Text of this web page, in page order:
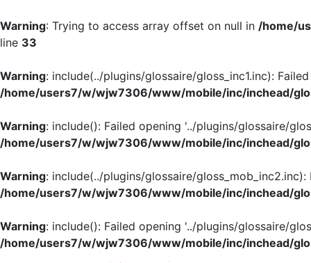
Warning: Trying to access array offset on null in /home/
line 33
Warning: include(../plugins/glossaire/gloss_inc1.inc):
/home/users7/w/wjw7306/www/mobile/inc/inchead/
Warning: include(): Failed opening '../plugins/glossaire/
/home/users7/w/wjw7306/www/mobile/inc/inchead/
Warning: include(../plugins/glossaire/
/home/users7/w/wjw7306/www/mobile/inc/inchead/
Warning: include(): Failed opening '../plugins/glossaire/
/home/users7/w/wjw7306/www/mobile/inc/inchead/